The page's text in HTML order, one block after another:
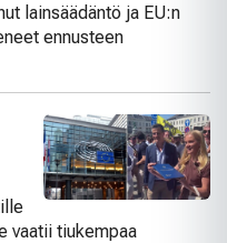
lainsäädäntö ja EU:n
ennusteen
vaatii tiukempaa